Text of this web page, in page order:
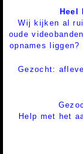
Heel
Wij kijken al
oude
opnames
Gezocht:
Help met het